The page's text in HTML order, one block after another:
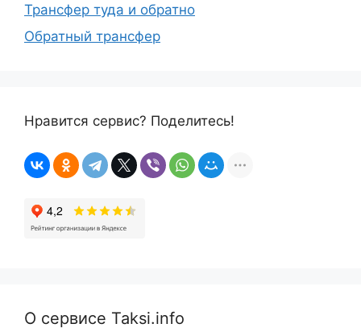
Трансфер туда и обратно
Обратный трансфер
Нравится сервис? Поделитесь!
О сервисе Taksi.info